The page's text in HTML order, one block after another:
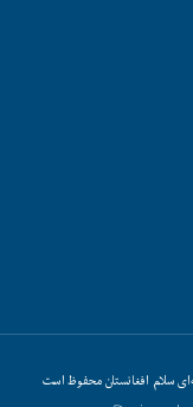
سلام افغانستان محفوظ است